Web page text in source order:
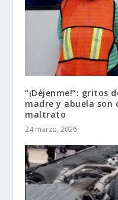
“¡Déjenme!”: gritos
madre y abuela son
maltrato
24 marzo, 2026